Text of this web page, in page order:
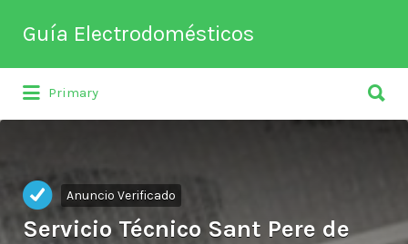
Guía Electrodomésticos
Directorio de empresas relacionadas
Buscar
por:
Primary
por:
Anuncio Verificado
Servicio Técnico Sant Pere de